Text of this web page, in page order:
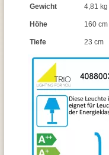
Gewicht 4,81 kg
Höhe 160 cm
Tiefe 23 cm